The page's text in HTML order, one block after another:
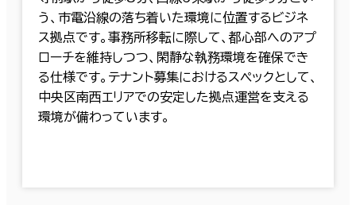
う、市電沿線の落ち着いた環境に位置するビジネ
ス拠点です。事務所移転に際して、都心部へのアプ
ローチを維持しつつ、閑静な執務環境を確保でき
る仕様です。テナント募集におけるスペックとして、
中央区南西エリアでの安定した拠点運営を支える
環境が備わっています。